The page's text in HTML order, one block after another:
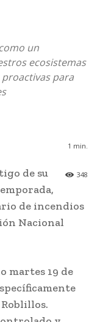
un
ecosistemas
para
1 min.
348
de su
de incendios
Nacional
martes 19 de